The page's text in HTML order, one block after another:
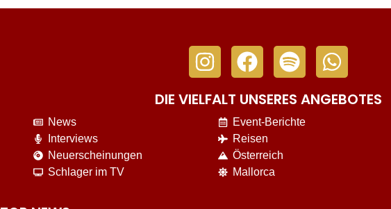
DIE VIELFALT UNSERES ANGEBOTES
News
Interviews
Neuerscheinungen
Schlager im TV
Event-Berichte
Reisen
Österreich
Mallorca